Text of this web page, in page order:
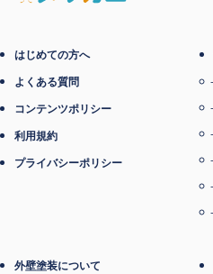
はじめての方へ
よくある質問
コンテンツポリシー
利用規約
プライバシーポリシー
外壁塗装について